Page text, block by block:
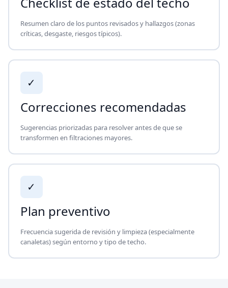
Resumen claro de los puntos revisados y hallazgos (zonas
críticas, desgaste, riesgos típicos).
✓
Correcciones recomendadas
Sugerencias priorizadas para resolver antes de que se
transformen en filtraciones mayores.
✓
Plan preventivo
Frecuencia sugerida de revisión y limpieza (especialmente
canaletas) según entorno y tipo de techo.